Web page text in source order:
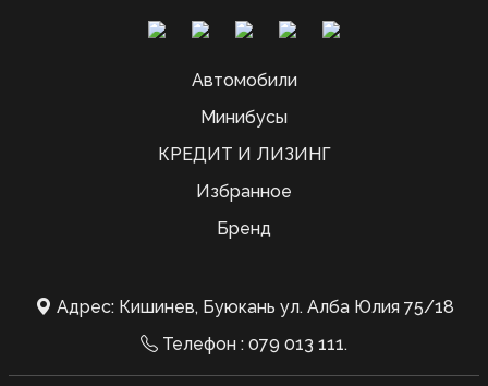
Автомобили
Минибусы
КРЕДИТ И ЛИЗИНГ
Избранное
Бренд
Адрес: Кишинев, Буюкань ул. Алба Юлия 75/18
Телефон : 079 013 111.